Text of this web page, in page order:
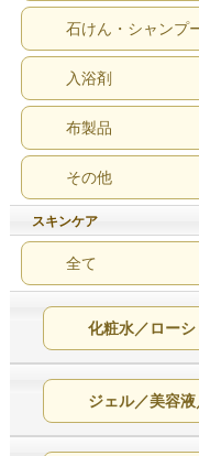
石けん・シャンプ
入浴剤
布製品
その他
スキンケア
全て
化粧水／ローシ
ジェル／美容